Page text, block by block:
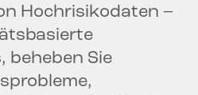
Hochrisikodaten –
beheben Sie